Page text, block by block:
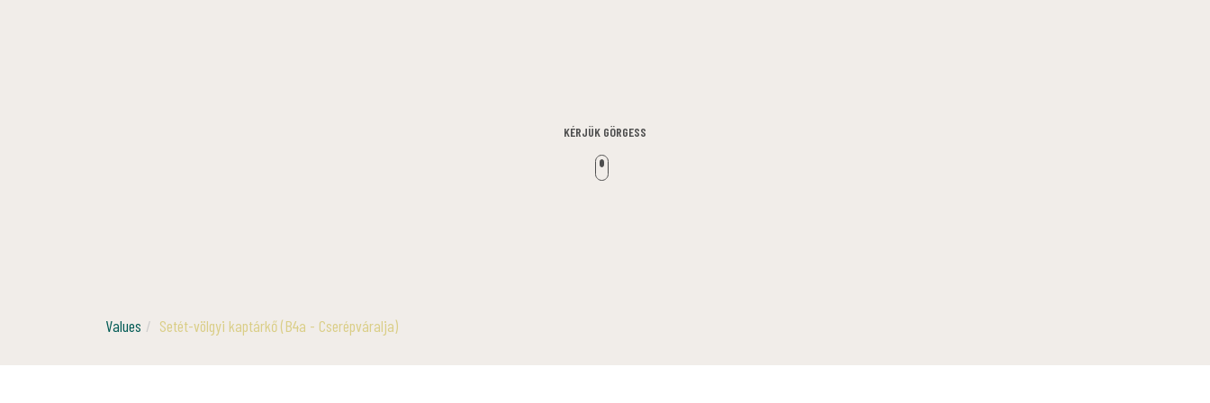
KÉRJÜK GÖRGESS
Values Setét-völgyi kaptárkő (B4a - Cserépváralja)